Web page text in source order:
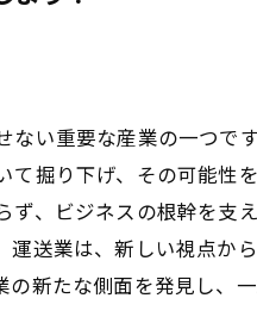
い重要な産業の一つで
て掘り下げ、その可能性
ず、ビジネスの根幹を
運送業は、新しい視点か
新たな側面を発見し、